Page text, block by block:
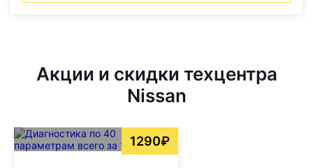
Акции и скидки техцентра
Nissan
1290₽